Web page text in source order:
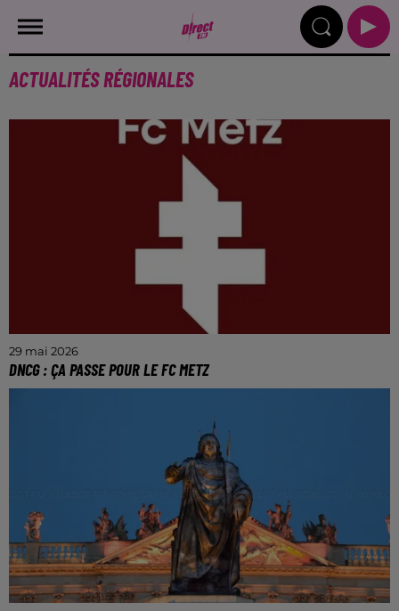
ACTUALITÉS RÉGIONALES
29 mai 2026
DNCG : ÇA PASSE POUR LE FC METZ
Le gendarme financier du football français donne son